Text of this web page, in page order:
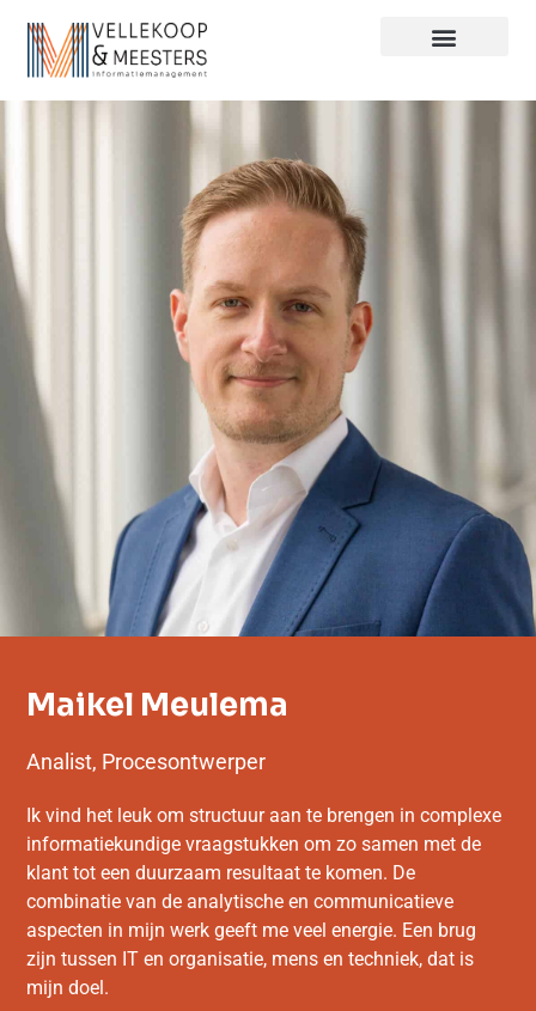
Maikel Meulema
Analist, Procesontwerper
Ik vind het leuk om structuur aan te brengen in complexe
informatiekundige vraagstukken om zo samen met de
klant tot een duurzaam resultaat te komen. De
combinatie van de analytische en communicatieve
aspecten in mijn werk geeft me veel energie. Een brug
zijn tussen IT en organisatie, mens en techniek, dat is
mijn doel.